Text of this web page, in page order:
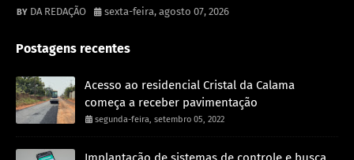
DA REDAÇÃO sexta-feira, agosto 07, 2026
Postagens recentes
Acesso ao residencial Cristal da Calama
começa a receber pavimentação
segunda-feira, setembro 05, 2022